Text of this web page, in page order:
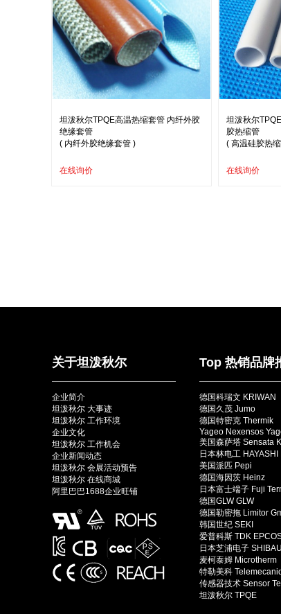
坦泼秋尔TPQE高温热缩套管 内纤外胶
绝缘套管
( 内纤外胶绝缘套管 )
在线询价
坦泼秋尔
胶热缩管
( 高温硅胶热
在线询价
关于坦泼秋尔
企业简介
坦泼秋尔 大事迹
坦泼秋尔 工作环境
企业文化
坦泼秋尔 工作机会
企业新闻动态
坦泼秋尔 会展活动预告
坦泼秋尔 在线商城
阿里巴巴1688企业旺铺
Top 热销品牌
德国科瑞文 KRIWAN
德国久茂 Jumo
德国特密克 Thermik
Yageo Nexensos
美国森萨塔 Sensata
日本林电工
美国派匹 Pepi
德国海因茨 Heinz
日本富士端子 Fuji
德国GLW GLW
德国勒密拖 Limitor
韩国世纪 SEKI
爱普科斯 TDK
日本芝浦电子
麦柯泰姆 Microtherm
特勒美科
传感器技术 Sensor
坦泼秋尔 TPQE